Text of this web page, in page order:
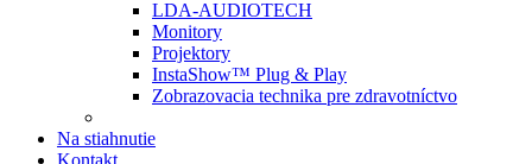
LDA-AUDIOTECH
Monitory
Projektory
InstaShow™ Plug & Play
Zobrazovacia technika pre zdravotníctvo
Na stiahnutie
Kontakt